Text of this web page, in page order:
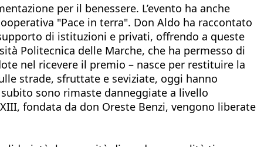
per il benessere. L’evento ha anche
"Pace in terra". Don Aldo ha raccontato
di istituzioni e privati, offrendo a queste
Politecnica delle Marche, che ha permesso di
nel ricevere il premio – nasce per restituire la
strade, sfruttate e seviziate, oggi hanno
sono rimaste danneggiate a livello
fondata da don Oreste Benzi, vengono liberate